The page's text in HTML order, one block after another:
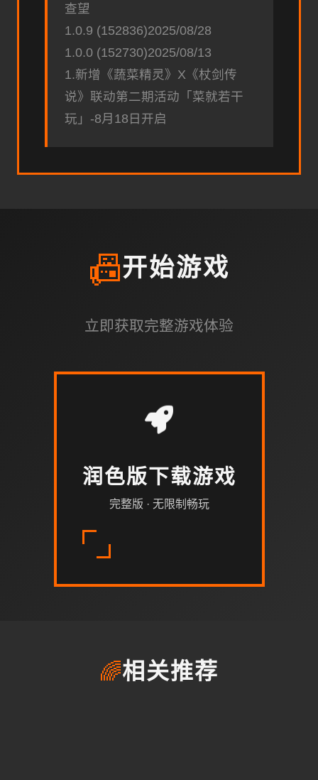
查望
1.0.9 (152836)2025/08/28
1.0.0 (152730)2025/08/13
1.新增《蔬菜精灵》X《杖剑传
说》联动第二期活动「菜就若干
玩」-8月18日开启
📠开始游戏
立即获取完整游戏体验
润色版下载游戏
完整版 · 无限制畅玩
🌈相关推荐